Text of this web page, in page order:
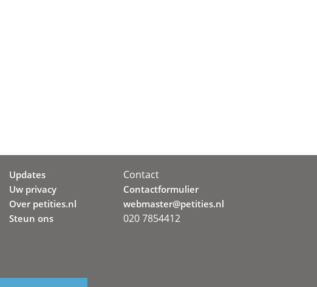
Updates
Uw privacy
Over petities.nl
Steun ons
Contact
Contactformulier
webmaster@petities.nl
020 7854412